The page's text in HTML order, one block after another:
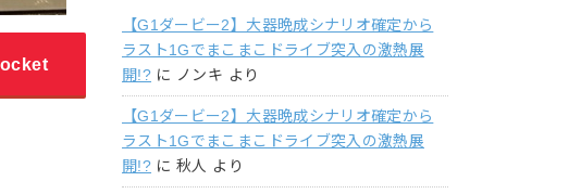
【G1ダービー2】大器晩成シナリオ確定から
ラスト1Gでまこまこドライブ突入の激熱展
開!? に ノンキ より
【G1ダービー2】大器晩成シナリオ確定から
ラスト1Gでまこまこドライブ突入の激熱展
開!? に秋人 より